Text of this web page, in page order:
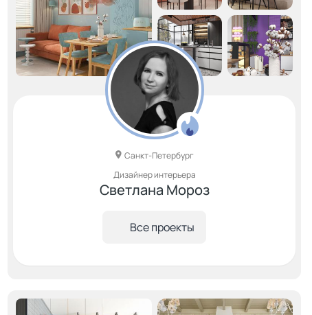
Санкт-Петербург
Дизайнер интерьера
Светлана Мороз
Все проекты